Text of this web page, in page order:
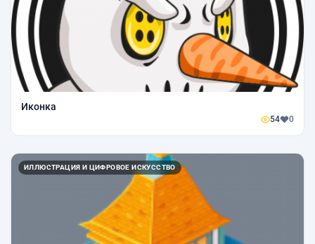
Иконка
54 0
ИЛЛЮСТРАЦИЯ И ЦИФРОВОЕ ИСКУССТВО